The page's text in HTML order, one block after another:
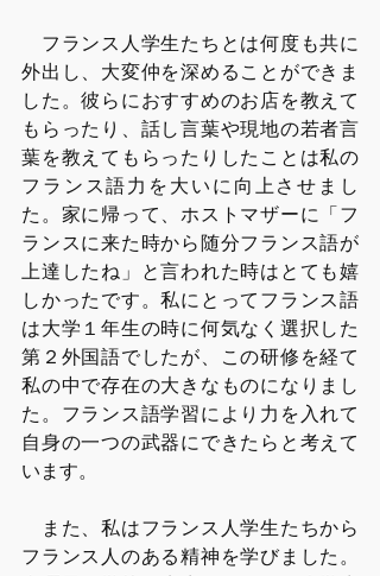
フランス人学生たちとは何度も共に
外出し、大変仲を深めることができま
した。彼らにおすすめのお店を教えて
もらったり、話し言葉や現地の若者言
葉を教えてもらったりしたことは私の
フランス語力を大いに向上させまし
た。家に帰って、ホストマザーに「フ
ランスに来た時から随分フランス語が
上達したね」と言われた時はとても嬉
しかったです。私にとってフランス語
は大学１年生の時に何気なく選択した
第２外国語でしたが、この研修を経て
私の中で存在の大きなものになりまし
た。フランス語学習により力を入れて
自身の一つの武器にできたらと考えて
います。
また、私はフランス人学生たちから
フランス人のある精神を学びました。